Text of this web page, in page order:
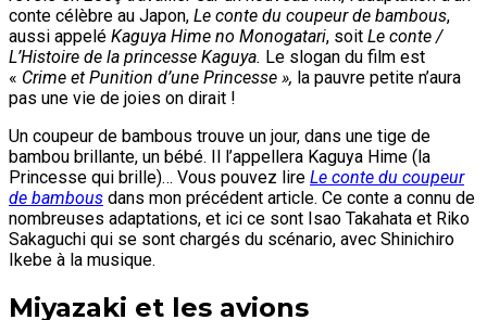
conte célèbre au Japon, Le conte du coupeur de bambous,
aussi appelé Kaguya Hime no Monogatari, soit Le conte /
L’Histoire de la princesse Kaguya. Le slogan du film est
« Crime et Punition d’une Princesse », la pauvre petite n’aura
pas une vie de joies on dirait !
Un coupeur de bambous trouve un jour, dans une tige de
bambou brillante, un bébé. Il l’appellera Kaguya Hime (la
Princesse qui brille)… Vous pouvez lire Le conte du coupeur
de bambous dans mon précédent article. Ce conte a connu de
nombreuses adaptations, et ici ce sont Isao Takahata et Riko
Sakaguchi qui se sont chargés du scénario, avec Shinichiro
Ikebe à la musique.
Miyazaki et les avions